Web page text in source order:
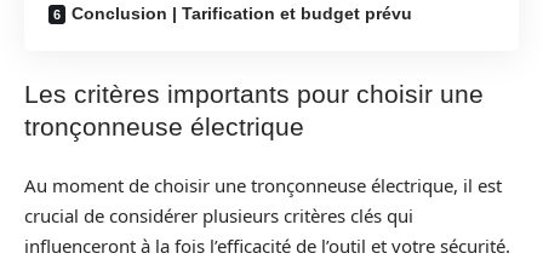
Conclusion | Tarification et budget prévu
Les critères importants pour choisir une
tronçonneuse électrique
Au moment de choisir une tronçonneuse électrique, il est
crucial de considérer plusieurs critères clés qui
influenceront à la fois l’efficacité de l’outil et votre sécurité.